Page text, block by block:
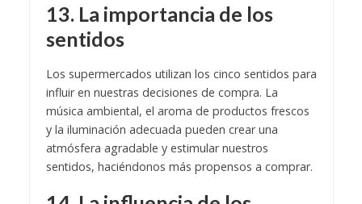
13. La importancia de los
sentidos
Los supermercados utilizan los cinco sentidos para
influir en nuestras decisiones de compra. La
música ambiental, el aroma de productos frescos
y la iluminación adecuada pueden crear una
atmósfera agradable y estimular nuestros
sentidos, haciéndonos más propensos a comprar.